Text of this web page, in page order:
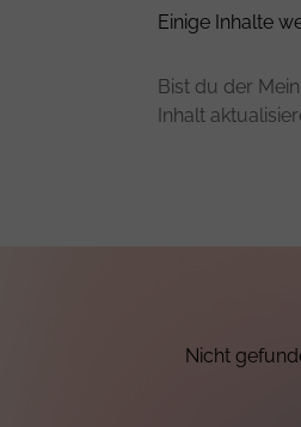
Einige Inhalte
Bist du der
Inhalt
Nicht